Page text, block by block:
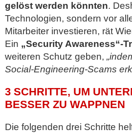
gelöst werden könnten.
Technologien, sondern vor
Mitarbeiter investieren, rät
Ein „Security Awareness“-
weiteren Schutz geben,
Social-Engineering-Scams
3 SCHRITTE, UM
BESSER ZU WAPPNEN
Die folgenden drei Schritte